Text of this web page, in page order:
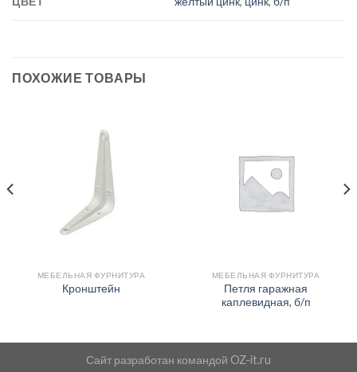
ПОХОЖИЕ ТОВАРЫ
МЕБЕЛЬНАЯ ФУРНИТУРА
Кронштейн
МЕБЕЛЬНАЯ ФУРНИТУРА
Петля гаражная
каплевидная, б/п
Сайт разработан командой OZ-it.ru